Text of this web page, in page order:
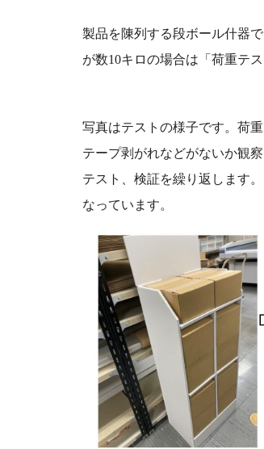
製品を陳列する段ボール什器
が数10キロの場合は「荷重テ
写真はテストの様子です。荷
テープ剥がれなどがないか観
テスト、検証を繰り返します
なっています。